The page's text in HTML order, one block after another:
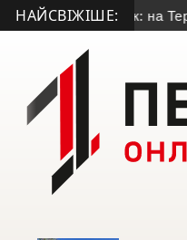
НАЙСВІЖІШЕ:
на зв’язок: на